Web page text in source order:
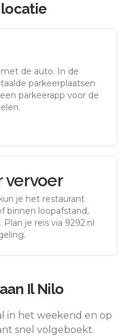
de auto. In de
parkeerplaatsen
parkeerapp voor de
vervoer
je het restaurant
binnen loopafstand,
je reis via 9292.nl
Il Nilo
in het weekend en op
snel volgeboekt.